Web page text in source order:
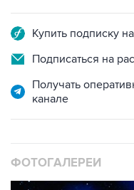
Купить подписку
Подписаться на
Получать
канале
ФОТОГАЛЕРЕИ